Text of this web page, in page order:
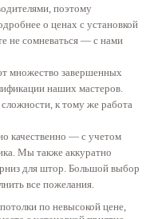
поэтому
о ценах с установкой
не сомневаться — с нами
множество завершенных
наших мастеров.
к тому же работа
качественно — с учетом
Мы также аккуратно
для штор. Большой выбор
все пожелания.
по невысокой цене,